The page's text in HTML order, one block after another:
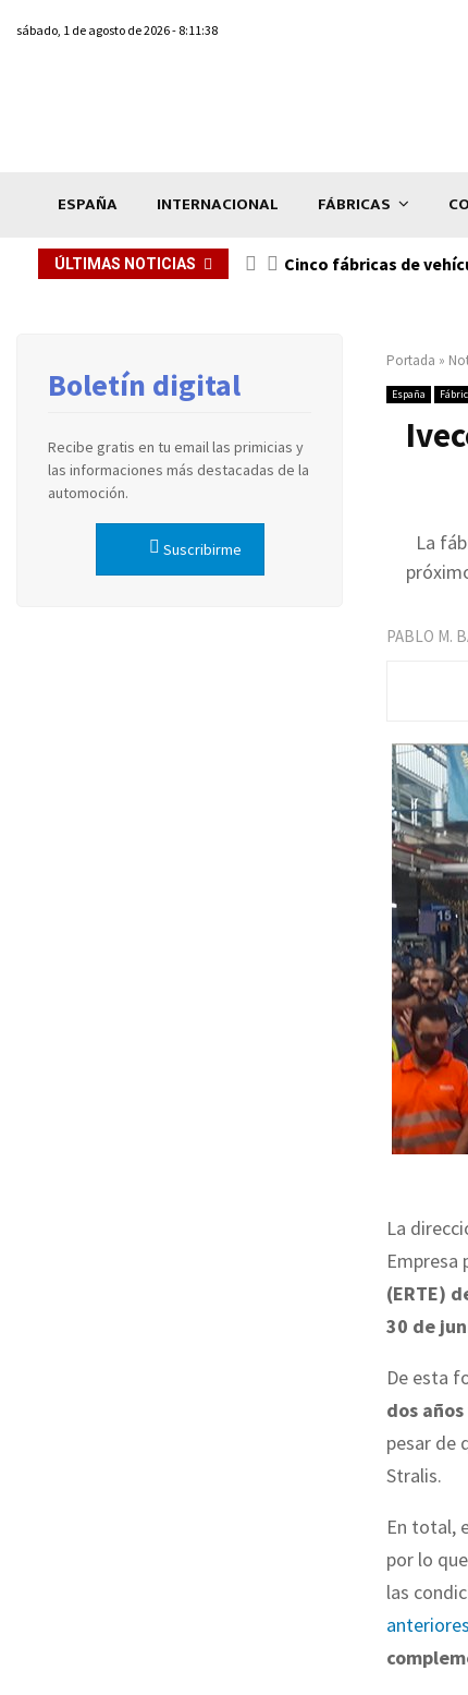
sábado, 1 de agosto de 2026 - 8:11:38
ESPAÑA INTERNACIONAL FÁBRICAS
ÚLTIMAS NOTICIAS Cinco fábricas de
Portada »
España
La
PABLO M.
La
Empresa
(ERTE)
30 de
De esta
dos
pesar de
Stralis.
En total,
por lo
las
Boletín digital
Recibe gratis en tu email las primicias y
las informaciones más destacadas de la
automoción.
Suscribirme